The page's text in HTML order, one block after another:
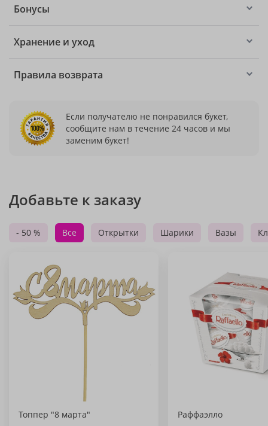
Бонусы
Хранение и уход
Правила возврата
Если получателю не понравился букет,
сообщите нам в течение 24 часов и мы
заменим букет!
Добавьте к заказу
- 50 % Все Открытки Шарики Вазы
Топпер "8 марта" Раффаэлло